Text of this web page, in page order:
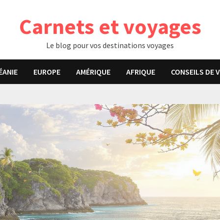
Carnets et voyages
Le blog pour vos destinations voyages
EUROPE AMÉRIQUE AFRIQUE CONSEILS DE